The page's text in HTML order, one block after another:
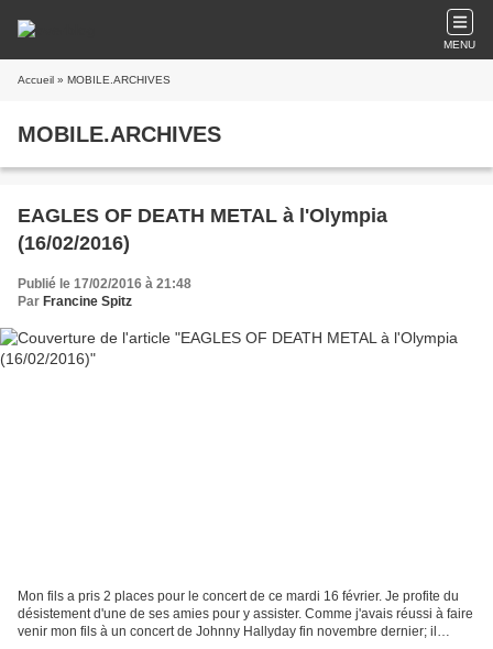
MENU
Accueil » MOBILE.ARCHIVES
MOBILE.ARCHIVES
EAGLES OF DEATH METAL à l'Olympia
(16/02/2016)
Publié le 17/02/2016 à 21:48
Par Francine Spitz
Mon fils a pris 2 places pour le concert de ce mardi 16 février. Je profite du
désistement d'une de ses amies pour y assister. Comme j'avais réussi à faire
venir mon fils à un concert de Johnny Hallyday fin novembre dernier; il